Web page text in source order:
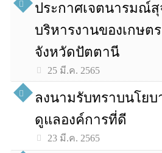
ประกาศเจตนารมณ์
บริหารงานของเกษ
จังหวัดปัตตานี
25 มี.ค. 2565
ลงนามรับทราบนโยบ
ดูแลองค์การที่ดี
23 มี.ค. 2565